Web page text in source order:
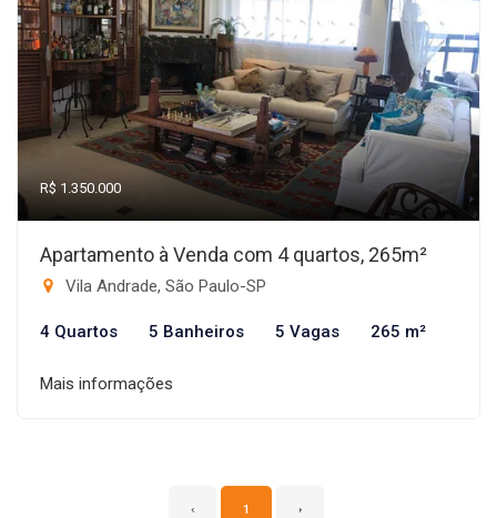
R$ 1.350.000
Apartamento à Venda com 4 quartos, 265m²
Vila Andrade, São Paulo-SP
4 Quartos 5 Banheiros 5 Vagas 265 m²
Mais informações
‹ 1 ›